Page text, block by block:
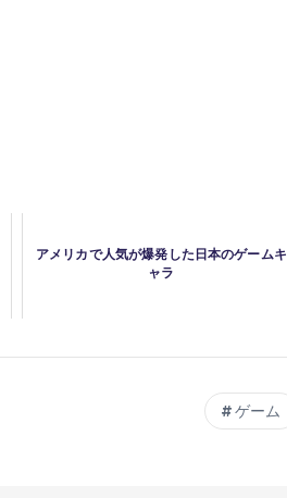
アメリカで人気が爆発した日本のゲームキ
ャラ
ゲーム